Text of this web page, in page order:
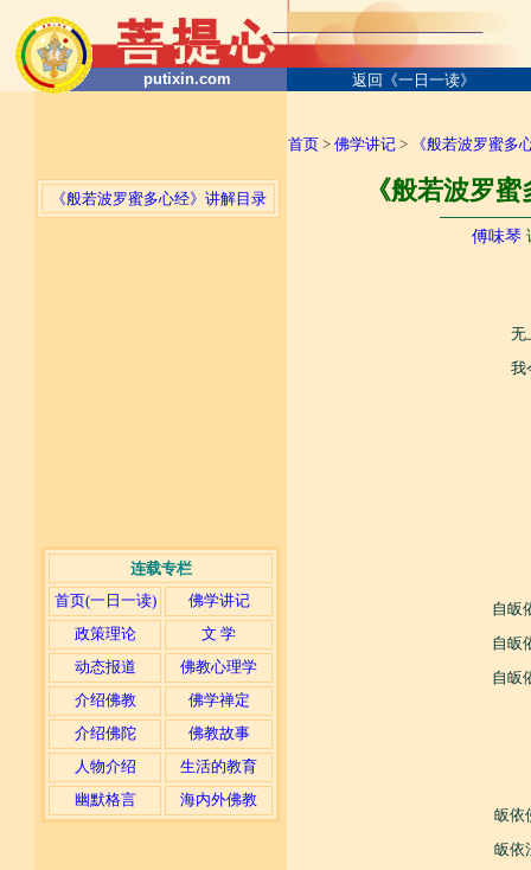
putixin.com 返回《一日一读》
《般若波罗蜜多心经》讲解目录
连载专栏
首页(一日一读)
佛学讲记
政策理论
文 学
动态报道
佛教心理学
介绍佛教
佛学禅定
介绍佛陀
佛教故事
人物介绍
生活的教育
幽默格言
海内外佛教
首页 > 佛学讲记 > 《般若波罗蜜多
《般若波罗
傅味琴
无
我
自皈
自皈
自皈
皈依
皈依